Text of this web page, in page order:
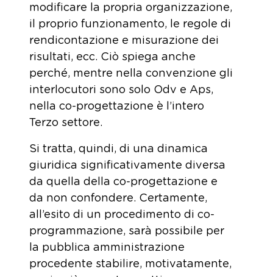
modificare la propria organizzazione,
il proprio funzionamento, le regole di
rendicontazione e misurazione dei
risultati, ecc. Ciò spiega anche
perché, mentre nella convenzione gli
interlocutori sono solo Odv e Aps,
nella co-progettazione è l’intero
Terzo settore.
Si tratta, quindi, di una dinamica
giuridica significativamente diversa
da quella della co-progettazione e
da non confondere. Certamente,
all’esito di un procedimento di co-
programmazione, sarà possibile per
la pubblica amministrazione
procedente stabilire, motivatamente,